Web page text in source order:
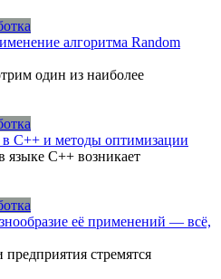
алгоритма Random
один из наиболее
в C++ и методы оптимизации
языке C++ возникает
её применений — всё,
стремятся